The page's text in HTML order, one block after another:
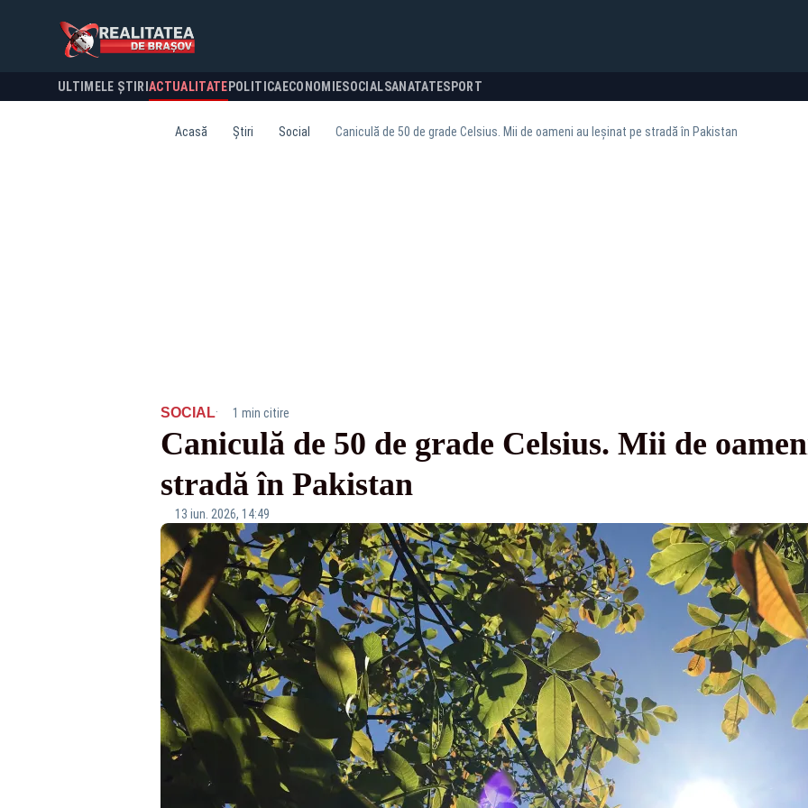
ULTIMELE ȘTIRI ACTUALITATE POLITICA ECONOMIESOCIALSANATATESPORT
Acasă Știri Social Caniculă de 50 de grade Celsius. Mii de oameni au leșinat pe stradă în Pakistan
SOCIAL· 1 min citire
Caniculă de 50 de grade Celsius. Mii de
stradă în Pakistan
13 iun. 2026, 14:49